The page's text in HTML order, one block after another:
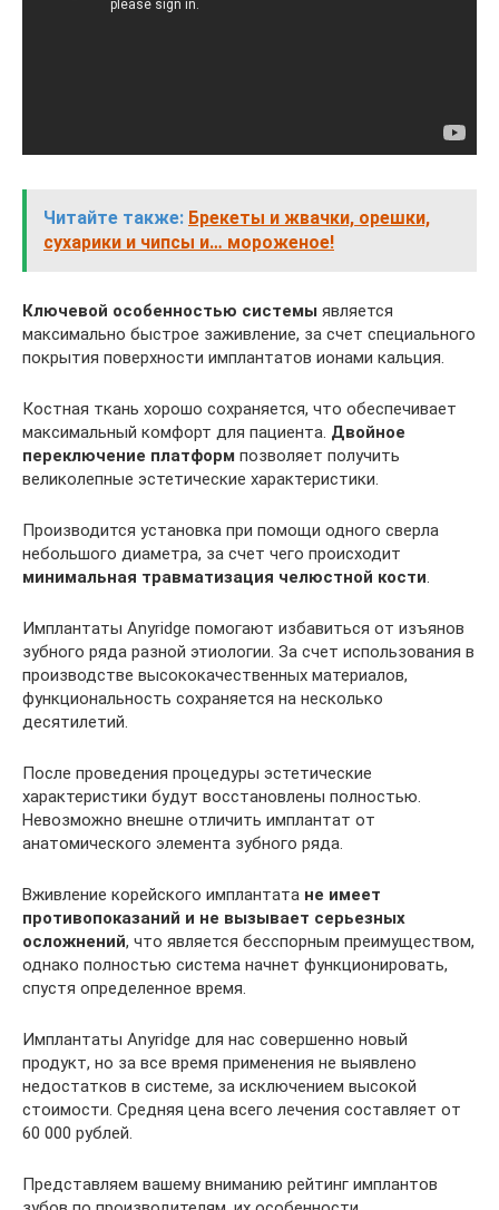
Читайте также: Брекеты и жвачки, орешки,
сухарики и чипсы и… мороженое!
Ключевой особенностью системы является
максимально быстрое заживление, за счет специального
покрытия поверхности имплантатов ионами кальция.
Костная ткань хорошо сохраняется, что обеспечивает
максимальный комфорт для пациента. Двойное
переключение платформ позволяет получить
великолепные эстетические характеристики.
Производится установка при помощи одного сверла
небольшого диаметра, за счет чего происходит
минимальная травматизация челюстной кости.
Имплантаты Anyridge помогают избавиться от изъянов
зубного ряда разной этиологии. За счет использования в
производстве высококачественных материалов,
функциональность сохраняется на несколько
десятилетий.
После проведения процедуры эстетические
характеристики будут восстановлены полностью.
Невозможно внешне отличить имплантат от
анатомического элемента зубного ряда.
Вживление корейского имплантата не имеет
противопоказаний и не вызывает серьезных
осложнений, что является бесспорным преимуществом,
однако полностью система начнет функционировать,
спустя определенное время.
Имплантаты Anyridge для нас совершенно новый
продукт, но за все время применения не выявлено
недостатков в системе, за исключением высокой
стоимости. Средняя цена всего лечения составляет от
60 000 рублей.
Представляем вашему вниманию рейтинг имплантов